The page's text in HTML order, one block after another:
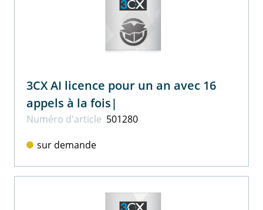
3CX AI licence pour un an avec 16
appels à la fois|
Numéro d'article 501280
sur demande